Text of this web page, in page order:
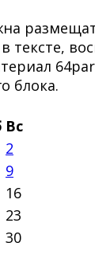
тексте,
блока.
Вс
2
9
16
23
30